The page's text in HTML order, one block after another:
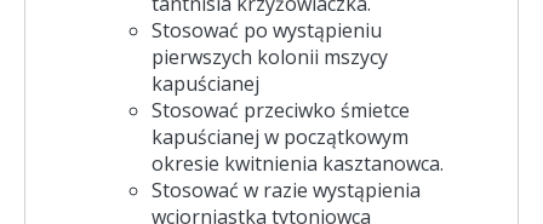
Stosować po wystąpieniu
pierwszych kolonii mszycy
kapuścianej
Stosować przeciwko śmietce
kapuścianej w początkowym
okresie kwitnienia kasztanowca.
Stosować w razie wystąpienia
wciorniastka tytoniowca